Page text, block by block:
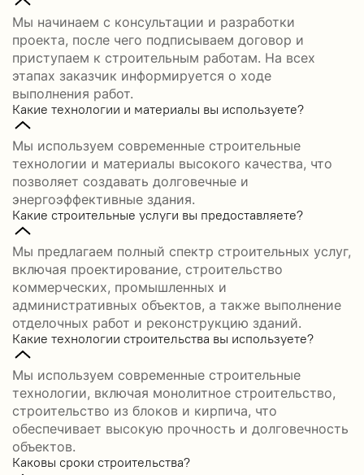
Мы начинаем с консультации и разработки
проекта, после чего подписываем договор и
приступаем к строительным работам. На всех
этапах заказчик информируется о ходе
выполнения работ.
Какие технологии и материалы вы используете?
Мы используем современные строительные
технологии и материалы высокого качества, что
позволяет создавать долговечные и
энергоэффективные здания.
Какие строительные услуги вы предоставляете?
Мы предлагаем полный спектр строительных услуг,
включая проектирование, строительство
коммерческих, промышленных и
административных объектов, а также выполнение
отделочных работ и реконструкцию зданий.
Какие технологии строительства вы используете?
Мы используем современные строительные
технологии, включая монолитное строительство,
строительство из блоков и кирпича, что
обеспечивает высокую прочность и долговечность
объектов.
Каковы сроки строительства?